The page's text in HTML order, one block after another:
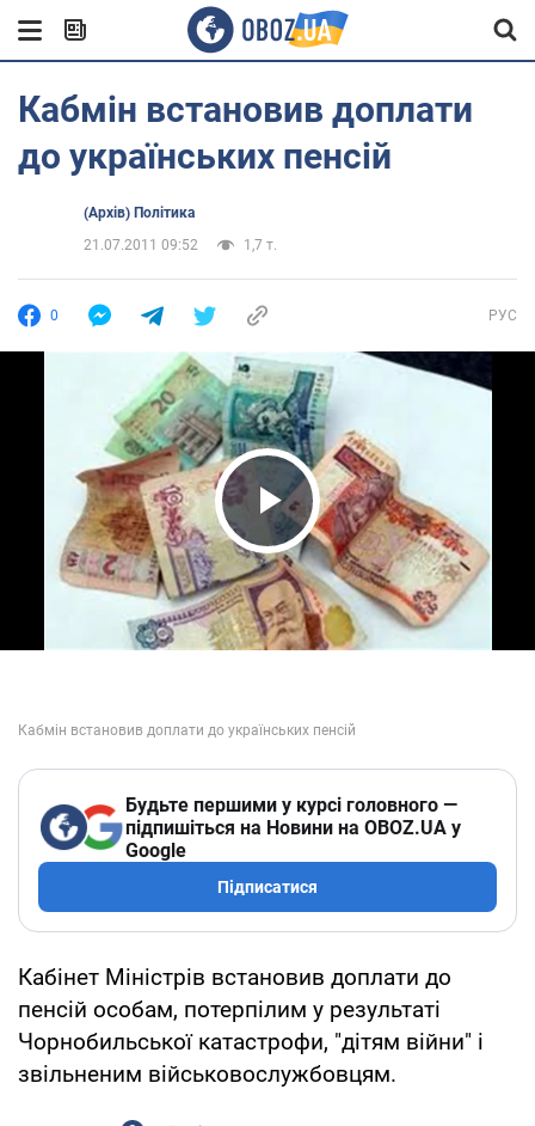
Кабмін встановив доплати
до українських пенсій
(Архів) Політика
21.07.2011 09:52
1,7 т.
0 РУС
Play Video
Будьте першими у курсі головного —
підпишіться на Новини на OBOZ.UA у
Google
Підписатися
Кабінет Міністрів встановив доплати до
пенсій особам, потерпілим у результаті
Чорнобильської катастрофи, "дітям війни" і
звільненим військовослужбовцям.